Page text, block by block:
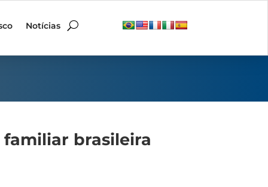
Notícias
brasileira